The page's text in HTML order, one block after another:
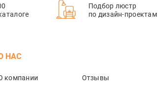
Подбор люстр
по дизайн-проектам
НАС
компании Отзывы